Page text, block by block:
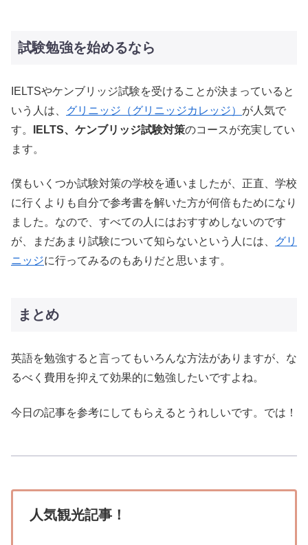
試験勉強を始めるなら
IELTSやケンブリッジ試験を受けることが決まっていると
いう人は、 グリニッジ（グリニッジカレッジ） が人気で
す。
IELTS、ケンブリッジ試験対策のコースが充実してい
ます。
僕もいくつか試験対策の学校を通いましたが、正直、学校
に行くよりも自分で参考書を解いた方が何倍もためになり
ました。なので、すべての人にはおすすめしないのです
が、まだあまり試験について知らないという人には、 グリ
ニッジに行ってみるのもありだと思います。
まとめ
英語を勉強すると言ってもいろんな方法がありますが、な
るべく費用を抑えて効果的に勉強したいですよね。
今日の記事を参考にしてもらえるとうれしいです。では！
人気観光記事！